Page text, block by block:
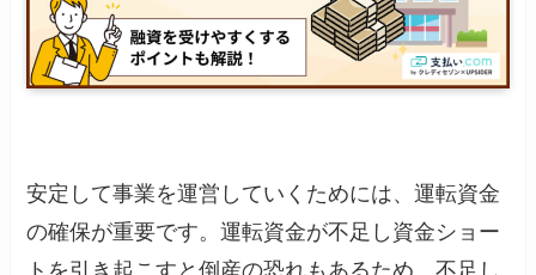
安定して事業を運営していくためには、運転資金
の確保が重要です。運転資金が不足し資金ショー
トを引き起こすと倒産の恐れもあるため、不足し